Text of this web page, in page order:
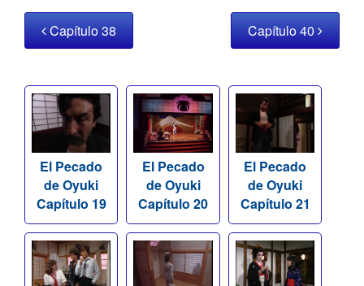
Capítulo 38 Capítulo 40
El Pecado
de Oyuki
Capítulo 19
El Pecado
de Oyuki
Capítulo 20
El Pecado
de Oyuki
Capítulo 21